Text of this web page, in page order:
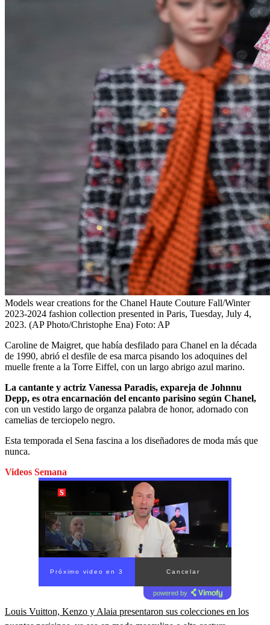
Models wear creations for the Chanel Haute Couture Fall/Winter
2023-2024 fashion collection presented in Paris, Tuesday, July 4,
2023. (AP Photo/Christophe Ena) Foto: AP
Caroline de Maigret, que había desfilado para Chanel en la década
de 1990, abrió el desfile de esa marca pisando los adoquines del
muelle frente a la Torre Eiffel, con un largo abrigo azul marino.
La cantante y actriz Vanessa Paradis, expareja de Johnnu
Depp, es otra encarnación del encanto parisino según Chanel,
con un vestido largo de organza palabra de honor, adornado con
camelias de terciopelo negro.
Esta temporada el Sena fascina a los diseñadores de moda más que
nunca.
Videos Semana
Próximo video en 2 Cancelar
powered by
Louis Vuitton, Kenzo y Alaia presentaron sus colecciones en los